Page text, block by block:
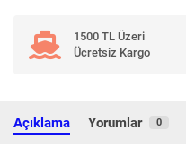
1500 TL Üzeri
Ücretsiz Kargo
Açıklama Yorumlar 0